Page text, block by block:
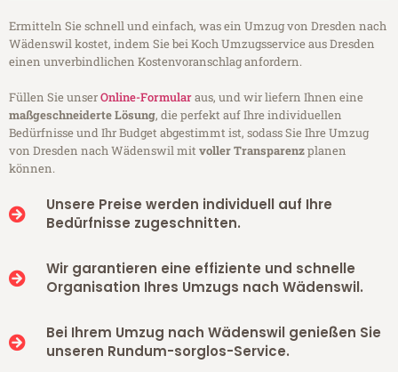
Ermitteln Sie schnell und einfach, was ein Umzug von Dresden nach
Wädenswil kostet, indem Sie bei Koch Umzugsservice aus Dresden
einen unverbindlichen Kostenvoranschlag anfordern.
Füllen Sie unserOnline-Formularaus, und wir liefern Ihnen eine
maßgeschneiderte Lösung, die perfekt auf Ihre individuellen
Bedürfnisse und Ihr Budget abgestimmt ist, sodass Sie Ihre Umzug
von Dresden nach Wädenswil mitvoller Transparenzplanen
können.
Unsere Preise werden individuell auf Ihre
Bedürfnisse zugeschnitten.
Wir garantieren eine effiziente und schnelle
Organisation Ihres Umzugs nach Wädenswil.
Bei Ihrem Umzug nach Wädenswil genießen Sie
unseren Rundum-sorglos-Service.